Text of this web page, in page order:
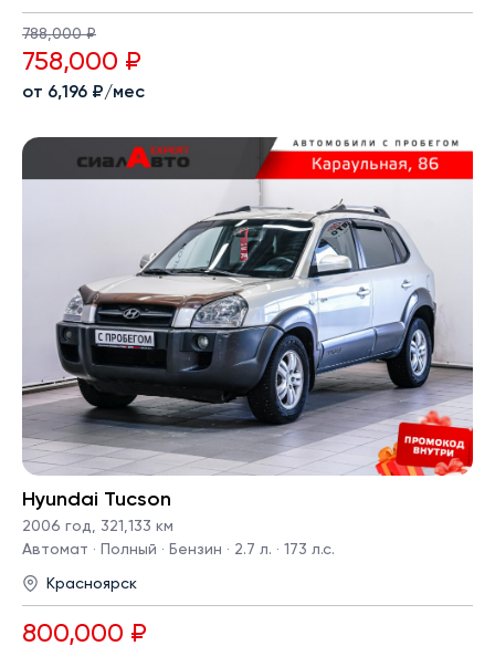
788,000 ₽
758,000 ₽
от 6,196 ₽/мес
Hyundai Tucson
2006 год, 321,133 км
Автомат · Полный · Бензин · 2.7 л. · 173 л.с.
Красноярск
800,000 ₽